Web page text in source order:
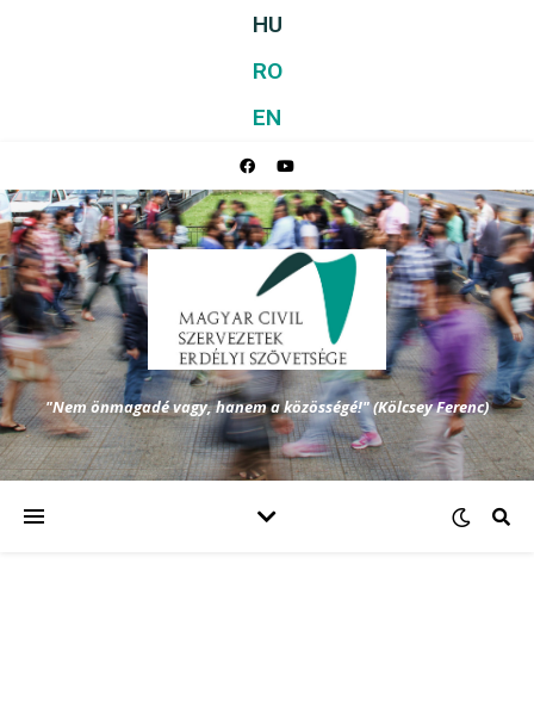
HU
RO
EN
"Nem önmagadé vagy, hanem a közösségé!" (Kölcsey Ferenc)